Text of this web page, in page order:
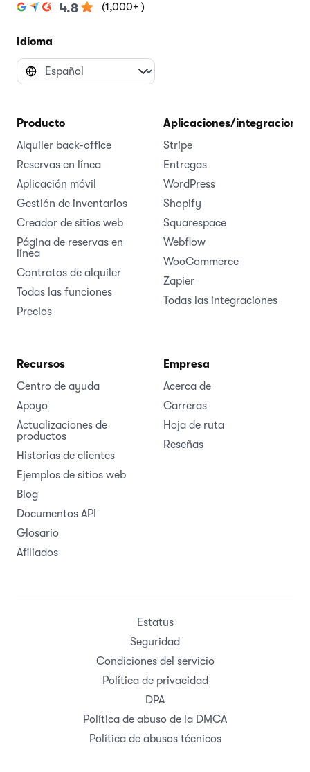
4.8 (1,000+ )
Idioma
Producto
Alquiler back-office
Reservas en línea
Aplicación móvil
Gestión de inventarios
Creador de sitios web
Página de reservas en
línea
Contratos de alquiler
Todas las funciones
Precios
Aplicaciones/integraciones
Stripe
Entregas
WordPress
Shopify
Squarespace
Webflow
WooCommerce
Zapier
Todas las integraciones
Recursos
Centro de ayuda
Apoyo
Actualizaciones de
productos
Historias de clientes
Ejemplos de sitios web
Blog
Documentos API
Glosario
Afiliados
Empresa
Acerca de
Carreras
Hoja de ruta
Reseñas
Estatus
Seguridad
Condiciones del servicio
Política de privacidad
DPA
Política de abuso de la DMCA
Política de abusos técnicos